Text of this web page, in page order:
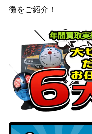
徴をご紹介！